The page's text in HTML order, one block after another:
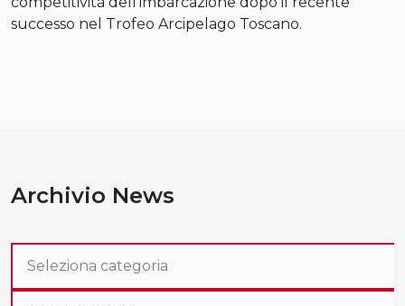
successo nel Trofeo Arcipelago Toscano.
Archivio News